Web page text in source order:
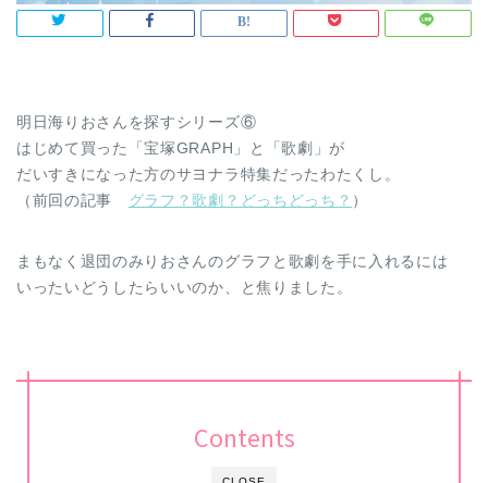
明日海りおさんを探すシリーズ⑥
はじめて買った「宝塚GRAPH」と「歌劇」が
だいすきになった方のサヨナラ特集だったわたくし。
（前回の記事 グラフ？歌劇？どっちどっち？ ）
まもなく退団のみりおさんのグラフと歌劇を手に入れるには
いったいどうしたらいいのか、と焦りました。
Contents